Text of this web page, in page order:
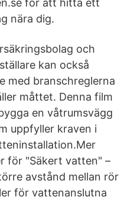
för att hitta ett
nära dig.
och
kan också
med branschreglerna
måttet. Denna film
en våtrumsvägg
uppfyller kraven i
för "Säkert vatten" –
avstånd mellan rör
för vattenanslutna